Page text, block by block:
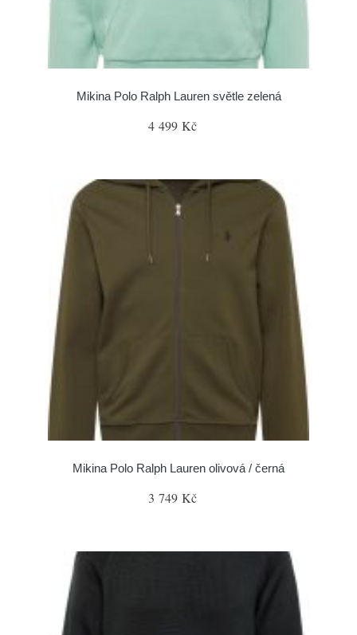
Mikina Polo Ralph Lauren světle zelená
4 499 Kč
Mikina Polo Ralph Lauren olivová / černá
3 749 Kč